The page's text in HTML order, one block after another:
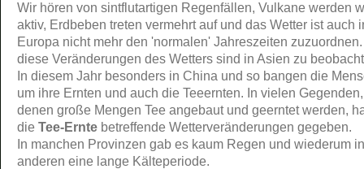
Wir hören von sintflutartigen Regenfällen, Vulkane werden
aktiv, Erdbeben treten vermehrt auf und das Wetter ist auch
Europa nicht mehr den 'normalen' Jahreszeiten
diese Veränderungen des Wetters sind in Asien zu
In diesem Jahr besonders in China und so bangen die
um ihre Ernten und auch die Teeernten. In vielen
denen große Mengen Tee angebaut und geerntet werden,
die Tee-Ernte betreffende Wetterveränderungen gegeben.
In manchen Provinzen gab es kaum Regen und wiederum in
anderen eine lange Kälteperiode.